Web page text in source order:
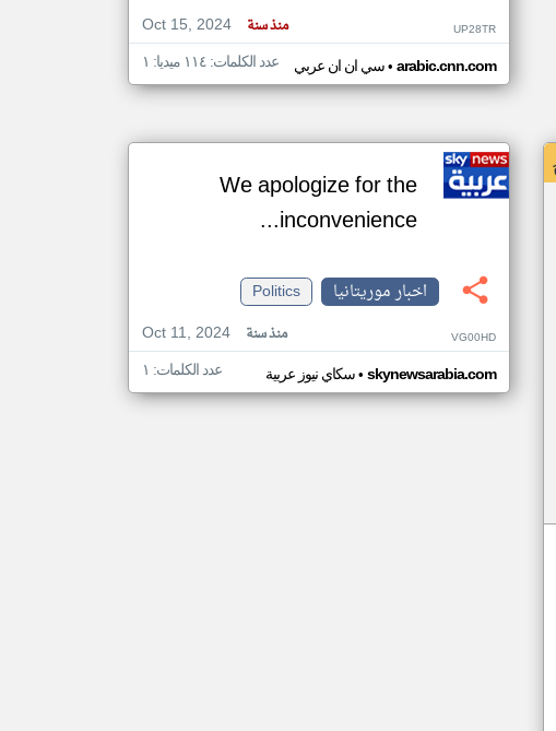
Oct 15, 2024
منذ سنة UP28TR
سي ان ان عربي• arabic.cnn.com عدد الكلمات: ١١٤ ميديا: ١
We apologize for the
inconvenience...
اخبار موريتانيا
Politics
Oct 11, 2024
منذ سنة VG00HD
سكاي نيوز عربية• skynewsarabia.com عدد الكلمات: ١